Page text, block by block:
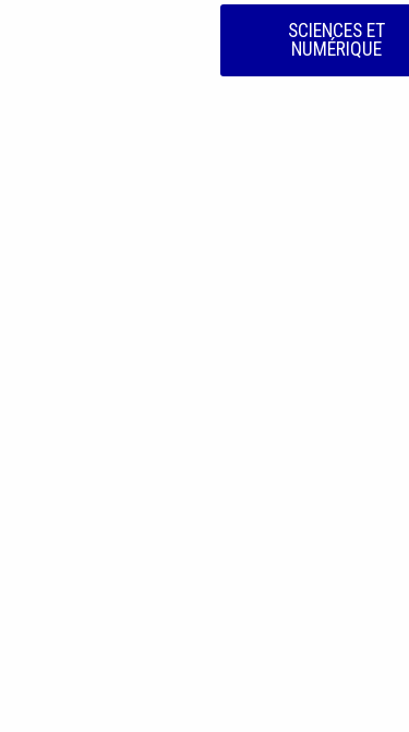
SCIENCES ET
NUMÉRIQUE